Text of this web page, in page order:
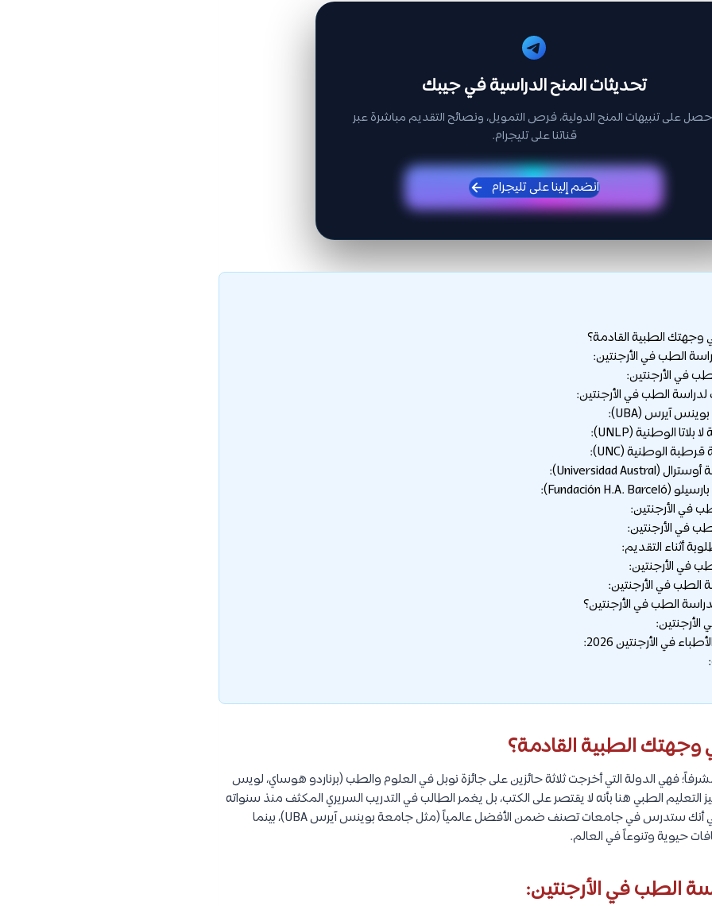
تحديثات المنح الدراسية في جيبك
على تنبيهات المنح الدولية، فرص التمويل، ونصائح التقديم مباشرة عبر
قناتنا على تليجرام.
انضم إلينا على تليجرام
وجهتك الطبية القادمة؟
الطب في الأرجنتين:
في الأرجنتين:
الطب في الأرجنتين:
في الأرجنتين:
في الأرجنتين:
أثناء التقديم:
في الأرجنتين:
الطب في الأرجنتين:
الطب في الأرجنتين؟
الأرجنتين:
في الأرجنتين 2026:
وجهتك الطبية القادمة؟
مشرفاً؛ فهي الدولة التي أخرجت ثلاثة حائزين على جائزة نوبل في العلوم والطب (برناردو هوساي، لويس
التعليم الطبي هنا بأنه لا يقتصر على الكتب، بل يغمر الطالب في التدريب السريري المكثف منذ سنواته
الأولى. إن اختيار الأرجنتين يعني أنك ستدرس في جامعات تصنف ضمن الأفضل عالمياً (مثل جامعة بوينس آيرس UBA)، بينما
حيوية وتنوعاً في العالم.
الطب في الأرجنتين: